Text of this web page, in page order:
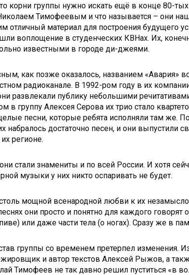
корни группы нужно искать ещё в конце 80-
Тимофеевым и что называется – они
отличный материал для построения будущего
воплощение в студенческих КВНах. Их,
известными в городе ди-джеями.
как позже оказалось, названием
радиоканале. В 1992-ром году в их
развлекали публику небольшими
в группу Алексея Серова их трио стало
песни, которые ребята исполняли там же.
набралось достаточно песен, и они
регионе.
стали знамениты и по всей России. И хотя
музыки у них никто оспаривать не будет.
мощной всенародной любви к их
они просто и понятно для каждого
или даже части тела (о ногах). Сразу же в
группы со временем претерпел изменения.
и автор текстов Алексей Рыжов, а
Тимофеев не так давно решил пуститься «в